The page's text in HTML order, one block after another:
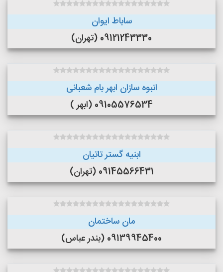
ساباط ایوان
09121243330 (تهران)
انبوه سازان ابهر بام شعبانی
09105576534 (ابهر )
ابنیه گستر تاتیان
09145566431 (تهران)
مان ساختمان
09139945400 (بندر عباس)